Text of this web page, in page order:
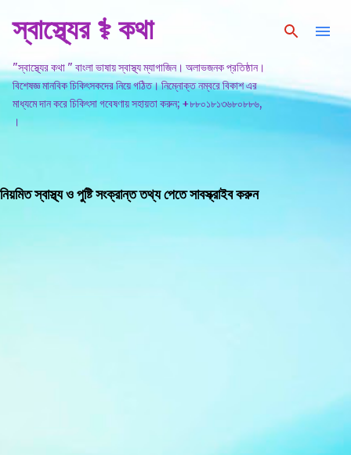
সরাসরি প্রধান সামগ্রীতে চলে যান
স্বাস্থ্যের ⚕️ কথা
"স্বাস্থ্যের কথা " বাংলা ভাষায় স্বাস্থ্য ম্যাগাজিন। অলাভজনক প্রতিষ্ঠান।
বিশেষজ্ঞ মানবিক চিকিৎসকদের নিয়ে গঠিত। নিম্নোক্ত নম্বরে বিকাশ এর
মাধ্যমে দান করে চিকিৎসা গবেষণায় সহায়তা করুন; +৮৮০১৮১৩৬৮০৮৮৬,
।
নিয়মিত স্বাস্থ্য ও পুষ্টি সংক্রান্ত তথ্য পেতে সাবস্ক্রাইব করুন